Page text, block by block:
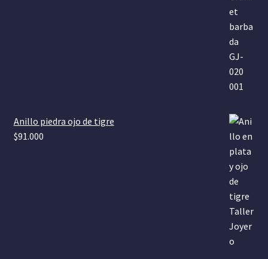
Anillo piedra ojo de tigre
$91.000